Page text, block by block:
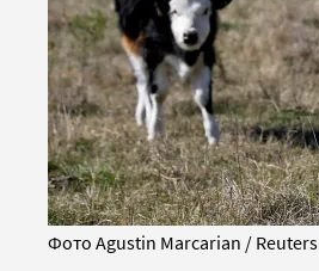
Фото Agustin Marcarian / Reuters